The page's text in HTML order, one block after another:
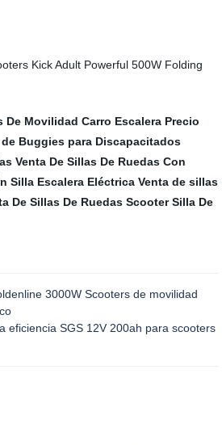
De Movilidad Carro Escalera Precio
de Buggies para Discapacitados
Venta De Sillas De Ruedas Con
Silla Escalera Eléctrica Venta de sillas
De Sillas De Ruedas Scooter Silla De
3000W Scooters de movilidad
eficiencia SGS 12V 200ah para scooters